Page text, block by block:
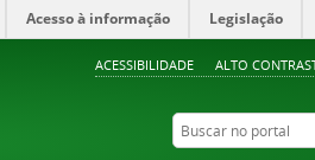
ACESSIBILIDADE ALTO
Acesso à informação Legislação
Buscar no portal